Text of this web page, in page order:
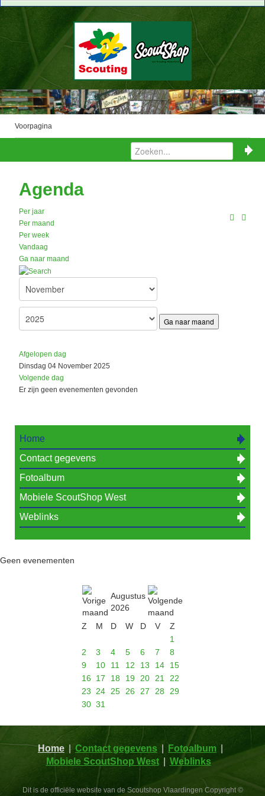
Voorpagina
Agenda
Per jaar
Per maand
Per week
Vandaag
Ga naar maand
Ga naar maand
Afgelopen dag
Dinsdag 04 November 2025
Volgende dag
Er zijn geen evenementen gevonden
Home
Contact gegevens
Fotoalbum
Mobiele ScoutShop West
Weblinks
Geen evenementen
Augustus
2026
Z
M D W D V
Z
1
2
3 4 5 6 7
8
9
10 11 12 13 14
15
16
17 18 19 20 21
22
23
24 25 26 27 28
29
30 31
Home Contact gegevens
Fotoalbum
Mobiele ScoutShop West
Weblinks
Dit is de officiële website van de Scoutshop Vlaardingen Copyright ©